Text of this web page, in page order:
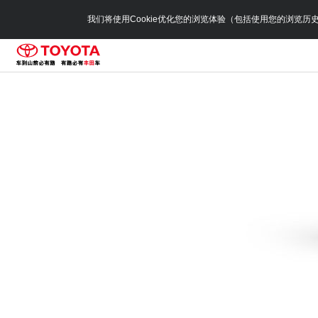
我们将使用Cookie优化您的浏览体验（包括使用您的浏览历